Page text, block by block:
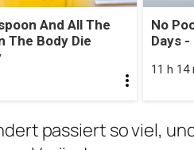
And All The
The Body Die
No
Days
11 h 14
passiert so viel,